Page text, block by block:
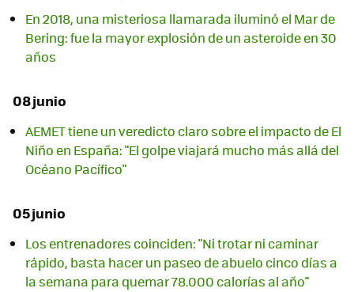
En 2018, una misteriosa llamarada iluminó el Mar de
Bering: fue la mayor explosión de un asteroide en 30
años
08 junio
AEMET tiene un veredicto claro sobre el impacto de El
Niño en España: "El golpe viajará mucho más allá del
Océano Pacífico"
05 junio
Los entrenadores coinciden: "Ni trotar ni caminar
rápido, basta hacer un paseo de abuelo cinco días a
la semana para quemar 78.000 calorías al año"